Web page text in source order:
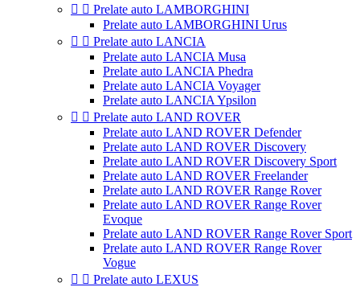
  Prelate auto LAMBORGHINI
Prelate auto LAMBORGHINI Urus
  Prelate auto LANCIA
Prelate auto LANCIA Musa
Prelate auto LANCIA Phedra
Prelate auto LANCIA Voyager
Prelate auto LANCIA Ypsilon
  Prelate auto LAND ROVER
Prelate auto LAND ROVER Defender
Prelate auto LAND ROVER Discovery
Prelate auto LAND ROVER Discovery Sport
Prelate auto LAND ROVER Freelander
Prelate auto LAND ROVER Range Rover
Prelate auto LAND ROVER Range Rover
Evoque
Prelate auto LAND ROVER Range Rover Sport
Prelate auto LAND ROVER Range Rover
Vogue
  Prelate auto LEXUS